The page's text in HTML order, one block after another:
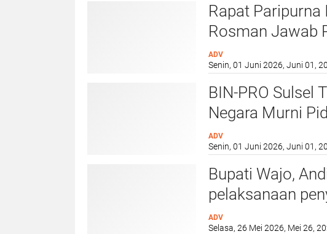
calon jamaah
Rapat Paripurna
Rosman Jawab
Ranperda
ADV
Senin, 01 Juni 2026, Juni 01,
BIN-PRO Sulsel
Negara Murni
Aksi
ADV
Senin, 01 Juni 2026, Juni 01,
Bupati Wajo,
pelaksanaan
lingkup
ADV
Selasa, 26 Mei 2026, Mei 26,